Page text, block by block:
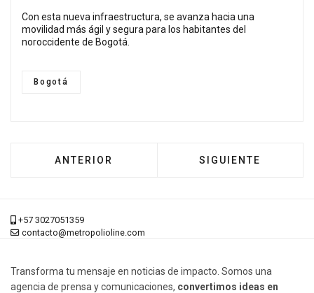
Con esta nueva infraestructura, se avanza hacia una
movilidad más ágil y segura para los habitantes del
noroccidente de Bogotá.
Bogotá
ARTÍCULO ANTERIOR: LIMITAR LOS MEDIOS
ANTERIOR ARTÍCULO
SIGUIENTE
+57 3027051359
contacto@metropolioline.com
Transforma tu mensaje en noticias de impacto. Somos una
agencia de prensa y comunicaciones, convertimos ideas en